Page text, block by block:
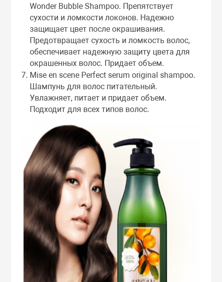
Wonder Bubble Shampoo. Препятствует
сухости и ломкости локонов. Надежно
защищает цвет после окрашивания.
Предотвращает сухость и ломкость волос,
обеспечивает надежную защиту цвета для
окрашенных волос. Придает объем.
Mise en scene Perfect serum original shampoo.
Шампунь для волос питательный.
Увлажняет, питает и придает объем.
Подходит для всех типов волос.